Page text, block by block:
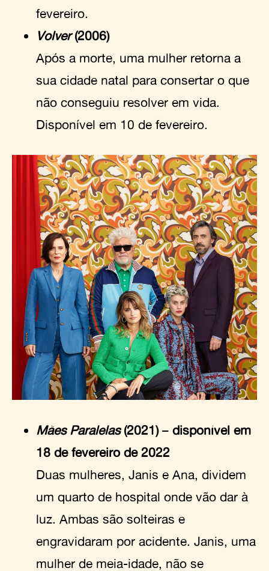
fevereiro.
Volver(2006)
Após a morte, uma mulher retorna a
sua cidade natal para consertar o que
não conseguiu resolver em vida.
Disponível em 10 de fevereiro.
Mães Paralelas(2021)– disponível em
18 de fevereiro de 2022
Duas mulheres, Janis e Ana, dividem
um quarto de hospital onde vão dar à
luz. Ambas são solteiras e
engravidaram por acidente. Janis, uma
mulher de meia-idade, não se